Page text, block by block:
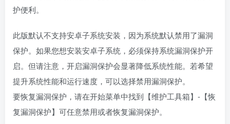
护便利。
此版默认不支持安卓子系统安装，因为系统默认禁用了漏洞
保护。如果您想安装安卓子系统，必须保持系统漏洞保护开
启。但请注意，开启漏洞保护会显著降低系统性能。若希望
提升系统性能和运行速度，可以选择禁用漏洞保护。
要恢复漏洞保护，请在开始菜单中找到【维护工具箱】-【恢
复漏洞保护】可任意禁用或者恢复漏洞保护。